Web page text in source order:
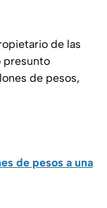
de las
presunto
de pesos,
de pesos a una